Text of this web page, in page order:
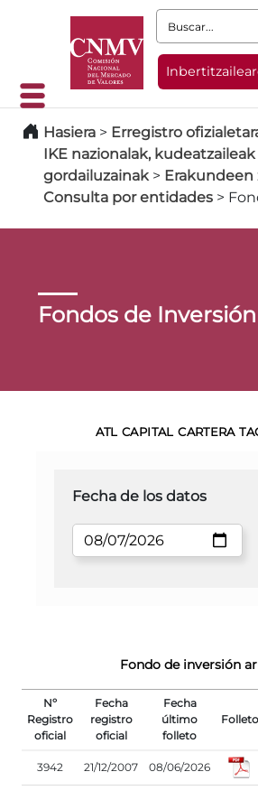
Buscar:
Hasiera > Erregistro
IKE nazionalak,
gordailuzainak> Erakundeen
Consulta por entidades >
Fondos de Inversión
ATL CAPITAL CARTERA
Fecha de los datos
Fondo de inversión
Nº
Registro
oficial
Fecha
registro
oficial
Fecha
último
folleto
Folleto
3942 21/12/2007 08/06/2026